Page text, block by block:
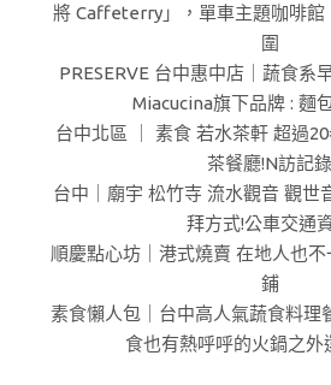
將 Caffeterry」，單車主題咖啡館
圍
PRESERVE 台中惠中店｜蔬食系
Miacucina旗下品牌 : 麵
台中北區 ｜ 素食 若水茶軒 超過
茶餐廳!N訪記錄
台中｜廟宇 松竹寺 流水觀音 觀世
拜方式!公車交通
順慶點心坊｜港式燒賣 在地人也
鋪
素食懶人包｜台中高人氣蔬食料理
食也有熱呼呼的火鍋之外